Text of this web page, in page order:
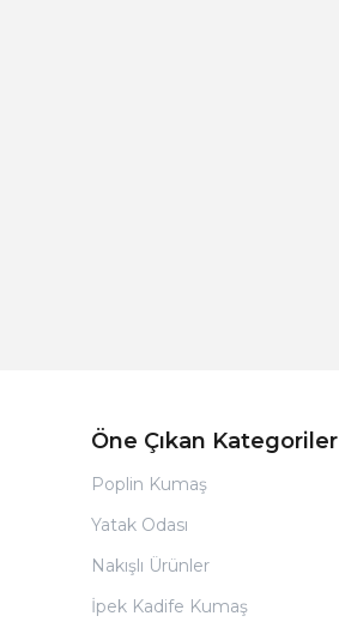
Öne Çıkan Kategoriler
Poplin Kumaş
Yatak Odası
Nakışlı Ürünler
İpek Kadife Kumaş